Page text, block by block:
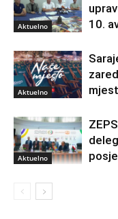
Aktuelno
10.
Aktuelno
Aktuelno